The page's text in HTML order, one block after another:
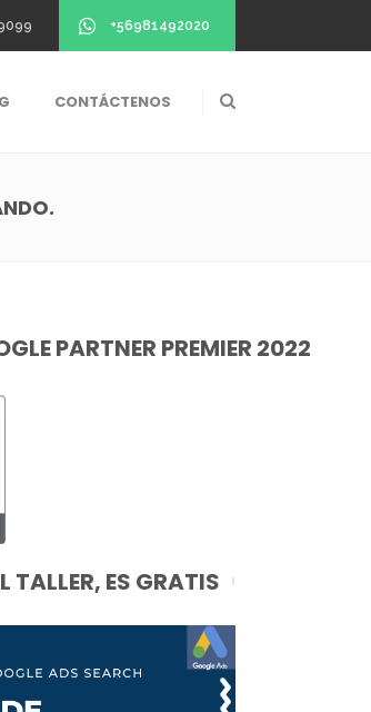
+56981492020
CONTÁCTENOS
PARTNER PREMIER 2022
TALLER, ES GRATIS